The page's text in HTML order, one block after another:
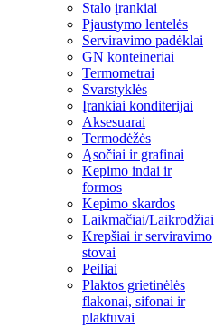
Stalo įrankiai
Pjaustymo lentelės
Serviravimo padėklai
GN konteineriai
Termometrai
Svarstyklės
Įrankiai konditerijai
Aksesuarai
Termodėžės
Ąsočiai ir grafinai
Kepimo indai ir
formos
Kepimo skardos
Laikmačiai/Laikrodžiai
Krepšiai ir serviravimo
stovai
Peiliai
Plaktos grietinėlės
flakonai, sifonai ir
plaktuvai